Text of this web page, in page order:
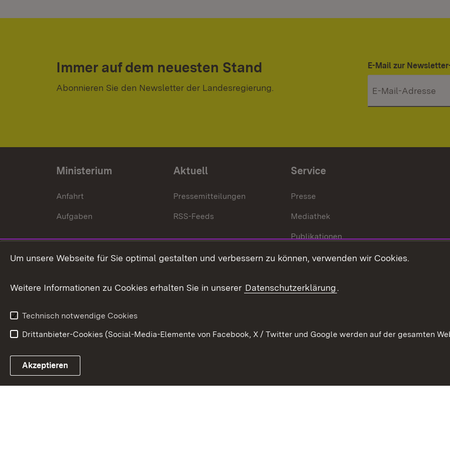
Immer auf dem neuesten Stand
Abonnieren Sie den Newsletter der Landesregierung.
E-Mail zur
Ministerium
Anfahrt
Aufgaben
Aktuell
Pressemitteilungen
RSS-Feeds
Service
Presse
Mediathek
Publikationen
Stellen und Ausbildung
Verkehrsinformationen
Link zum Landesportal
Um unsere Webseite für Sie optimal gestalten und verbessern zu können, verwenden wir Cookies.
Weitere Informationen zu Cookies erhalten Sie in unserer Datenschutzerklärung.
Technisch notwendige Cookies
Drittanbieter-Cookies (Social-Media-Elemente von Facebook, X / Twitter und Google werden auf der gesamten
Akzeptieren